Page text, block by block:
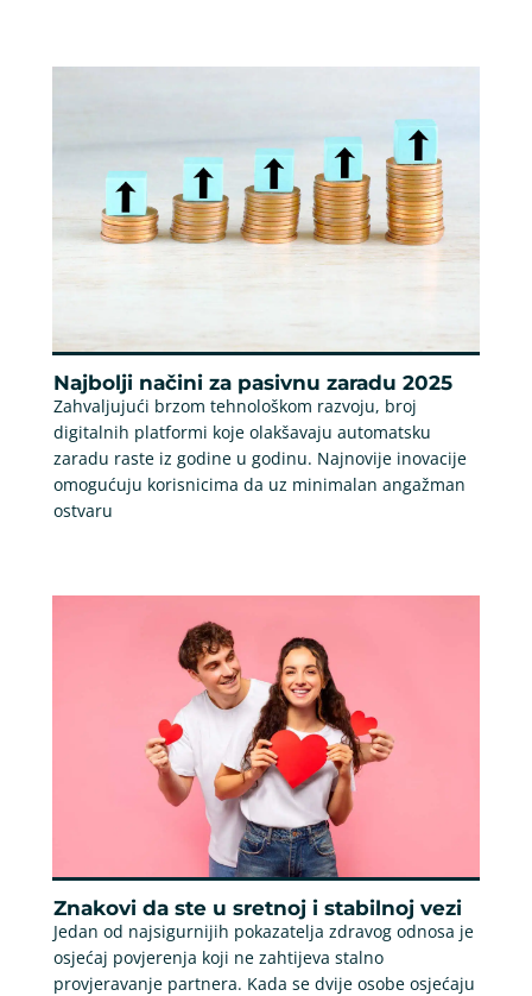
Najbolji načini za pasivnu zaradu 2025
Zahvaljujući brzom tehnološkom razvoju, broj
digitalnih platformi koje olakšavaju automatsku
zaradu raste iz godine u godinu. Najnovije inovacije
omogućuju korisnicima da uz minimalan angažman
ostvaru
Znakovi da ste u sretnoj i stabilnoj vezi
Jedan od najsigurnijih pokazatelja zdravog odnosa je
osjećaj povjerenja koji ne zahtijeva stalno
provjeravanje partnera. Kada se dvije osobe osjećaju